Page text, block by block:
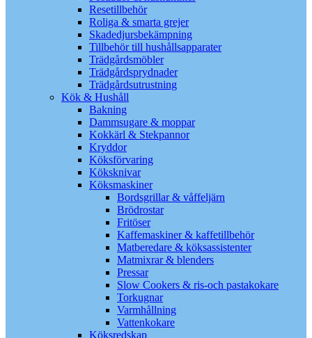
Resetillbehör
Roliga & smarta grejer
Skadedjursbekämpning
Tillbehör till hushållsapparater
Trädgårdsmöbler
Trädgårdsprydnader
Trädgårdsutrustning
Kök & Hushåll
Bakning
Dammsugare & moppar
Kokkärl & Stekpannor
Kryddor
Köksförvaring
Köksknivar
Köksmaskiner
Bordsgrillar & våffeljärn
Brödrostar
Fritöser
Kaffemaskiner & kaffetillbehör
Matberedare & köksassistenter
Matmixrar & blenders
Pressar
Slow Cookers & ris-och pastakokare
Torkugnar
Varmhållning
Vattenkokare
Köksredskap